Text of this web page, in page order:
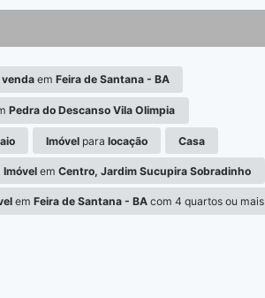
vendaem Feira de Santana - BA
Pedra do Descanso Vila Olimpia
Imóvelpara locação Casa
Imóvel emCentro, Jardim Sucupira Sobradinho
emFeira de Santana - BA com 4 quartos ou mais